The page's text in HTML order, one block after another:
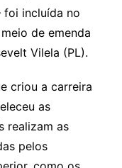
foi incluída no
de emenda
Vilela (PL).
criou a carreira
as
realizam as
pelos